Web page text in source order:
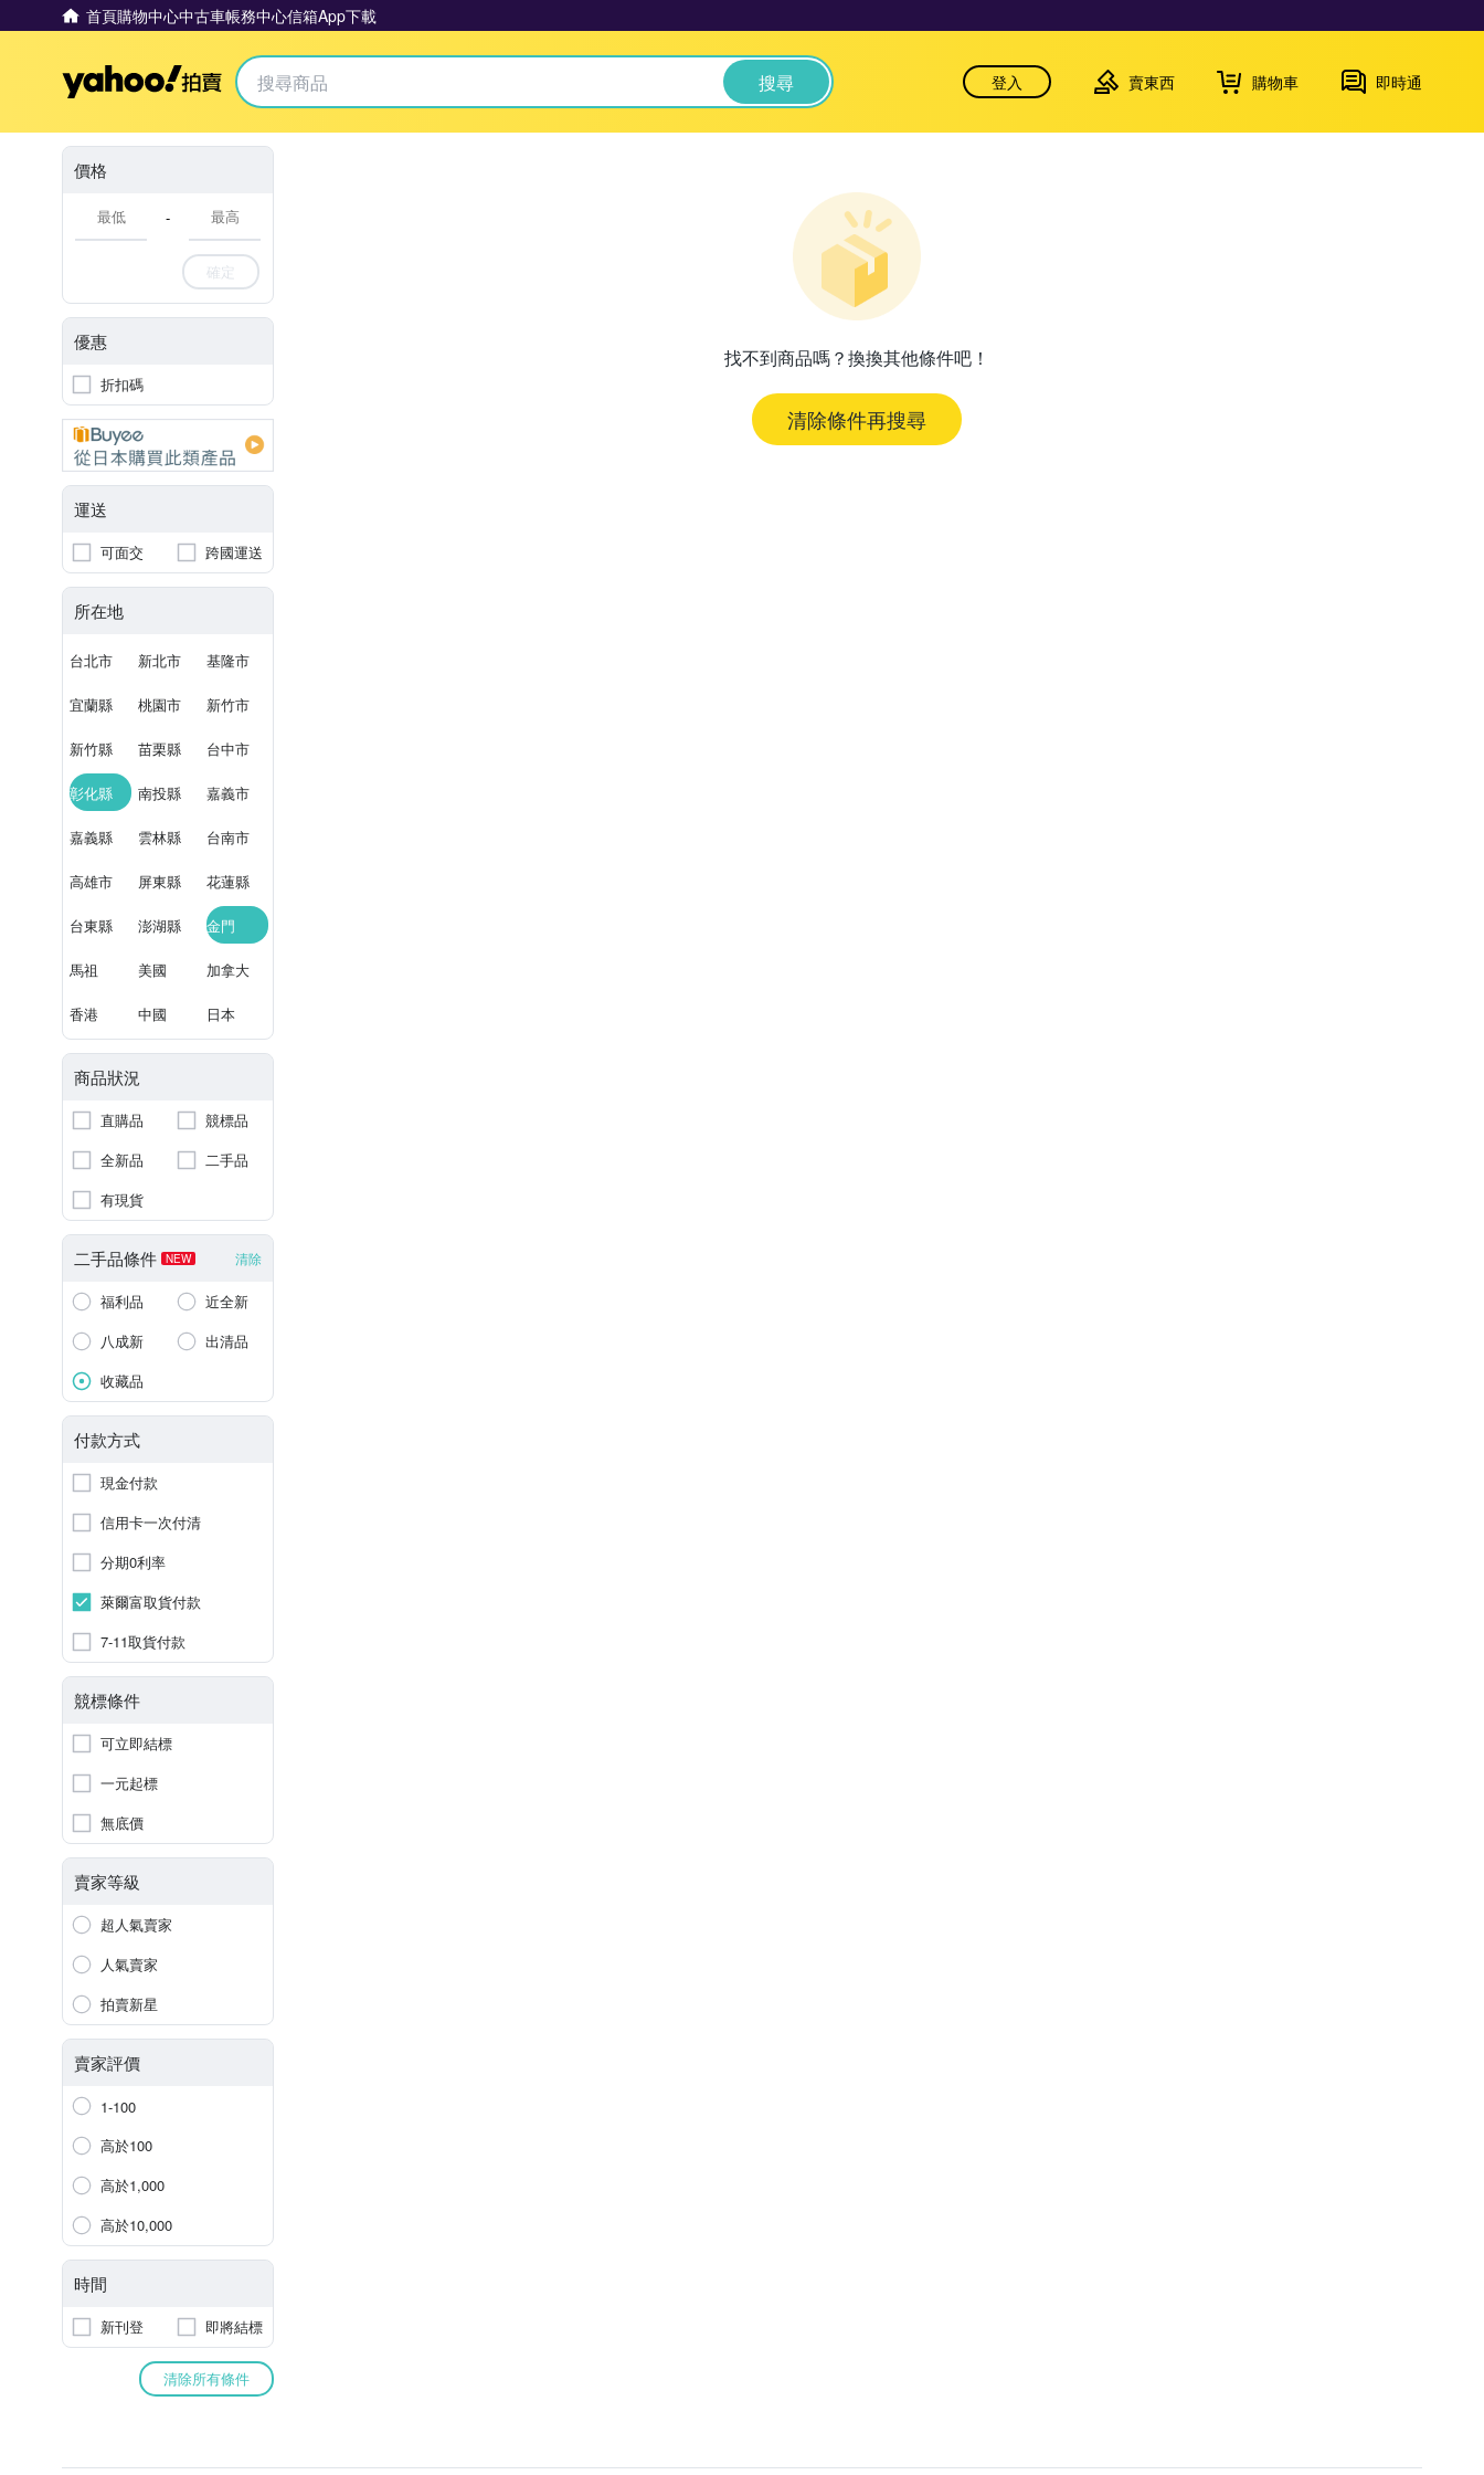
首頁購物中心中古車帳務中心信箱App下載
Yahoo拍賣 搜尋 登入 賣東西 購物車 即時通
價格
-
確定
優惠
折扣碼
運送
可面交 跨國運送
所在地
台北市 新北市 基隆市
宜蘭縣 桃園市 新竹市
新竹縣 苗栗縣 台中市
彰化縣 南投縣 嘉義市
嘉義縣 雲林縣 台南市
高雄市 屏東縣 花蓮縣
台東縣 澎湖縣 金門
馬祖 美國 加拿大
香港 中國 日本
商品狀況
直購品
競標品
全新品
二手品
有現貨
二手品條件 NEW 清除
福利品
近全新
八成新
出清品
收藏品
付款方式
現金付款
信用卡一次付清
分期0利率
萊爾富取貨付款
7-11取貨付款
競標條件
可立即結標
一元起標
無底價
賣家等級
超人氣賣家
人氣賣家
拍賣新星
賣家評價
1-100
高於100
高於1,000
高於10,000
時間
新刊登 即將結標
清除所有條件
找不到商品嗎？換換其他條件吧！
清除條件再搜尋